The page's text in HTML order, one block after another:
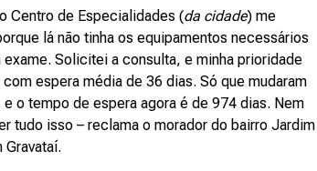
Centro de Especialidades (da cidade) me
lá não tinha os equipamentos necessários
exame. Solicitei a consulta, e minha prioridade
espera média de 36 dias. Só que mudaram
e o tempo de espera agora é de 974 dias. Nem
tudo isso – reclama o morador do bairro Jardim